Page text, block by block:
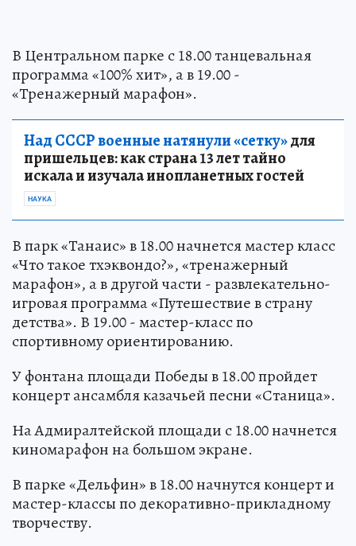
В Центральном парке с 18.00 танцевальная
программа «100% хит», а в 19.00 -
«Тренажерный марафон».
Над СССР военные натянули «сетку»для
пришельцев: как страна 13 лет тайно
искала и изучала инопланетных гостей
НАУКА
В парк «Танаис» в 18.00 начнется мастер класс
«Что такое тхэквондо?», «тренажерный
марафон», а в другой части - развлекательно-
игровая программа «Путешествие в страну
детства». В 19.00 - мастер-класс по
спортивному ориентированию.
У фонтана площади Победы в 18.00 пройдет
концерт ансамбля казачьей песни «Станица».
На Адмиралтейской площади с 18.00 начнется
киномарафон на большом экране.
В парке «Дельфин» в 18.00 начнутся концерт и
мастер-классы по декоративно-прикладному
творчеству.